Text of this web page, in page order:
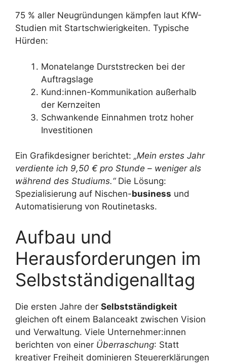
75 % aller Neugründungen kämpfen laut KfW-
Studien mit Startschwierigkeiten. Typische
Hürden:
Monatelange Durststrecken bei der
Auftragslage
Kund:innen-Kommunikation außerhalb
der Kernzeiten
Schwankende Einnahmen trotz hoher
Investitionen
Ein Grafikdesigner berichtet: „Mein erstes Jahr
verdiente ich 9,50 € pro Stunde – weniger als
während des Studiums.“Die Lösung:
Spezialisierung auf Nischen-business und
Automatisierung von Routinetasks.
Aufbau und
Herausforderungen im
Selbstständigenalltag
Die ersten Jahre der Selbstständigkeit
gleichen oft einem Balanceakt zwischen Vision
und Verwaltung. Viele Unternehmer:innen
berichten von einer Überraschung: Statt
kreativer Freiheit dominieren Steuererklärungen